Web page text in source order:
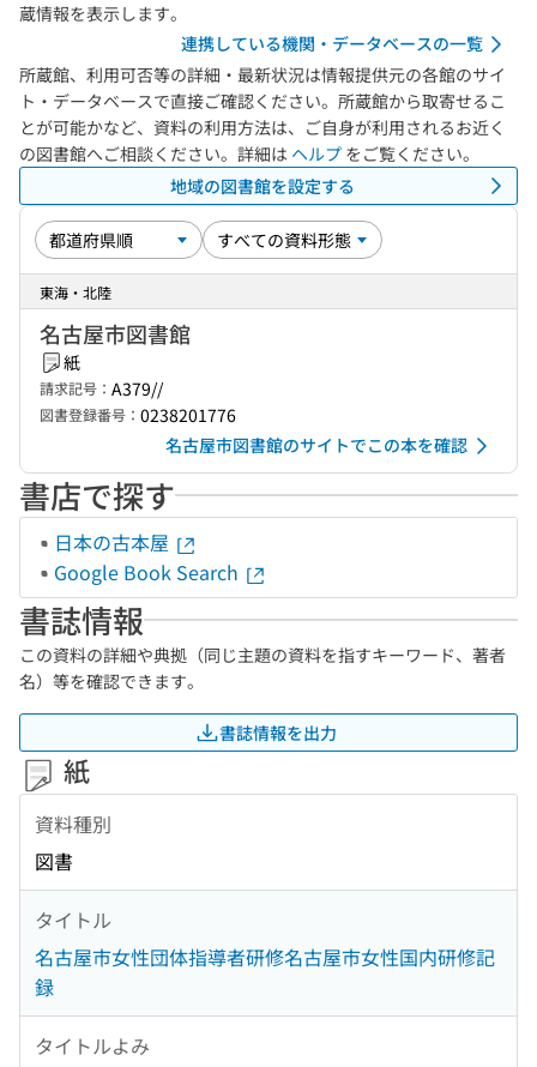
蔵情報を表示します。
連携している機関・データベースの一覧
所蔵館、利用可否等の詳細・最新状況は情報提供元の各館のサイ
ト・データベースで直接ご確認ください。所蔵館から取寄せるこ
とが可能かなど、資料の利用方法は、ご自身が利用されるお近く
の図書館へご相談ください。詳細は ヘルプ をご覧ください。
地域の図書館を設定する
東海・北陸
名古屋市図書館
紙
請求記号： A379//
図書登録番号： 0238201776
名古屋市図書館のサイトでこの本を確認
書店で探す
日本の古本屋
Google Book Search
書誌情報
この資料の詳細や典拠（同じ主題の資料を指すキーワード、著者
名）等を確認できます。
書誌情報を出力
紙
資料種別
図書
タイトル
名古屋市女性団体指導者研修名古屋市女性国内研修記
録
タイトルよみ